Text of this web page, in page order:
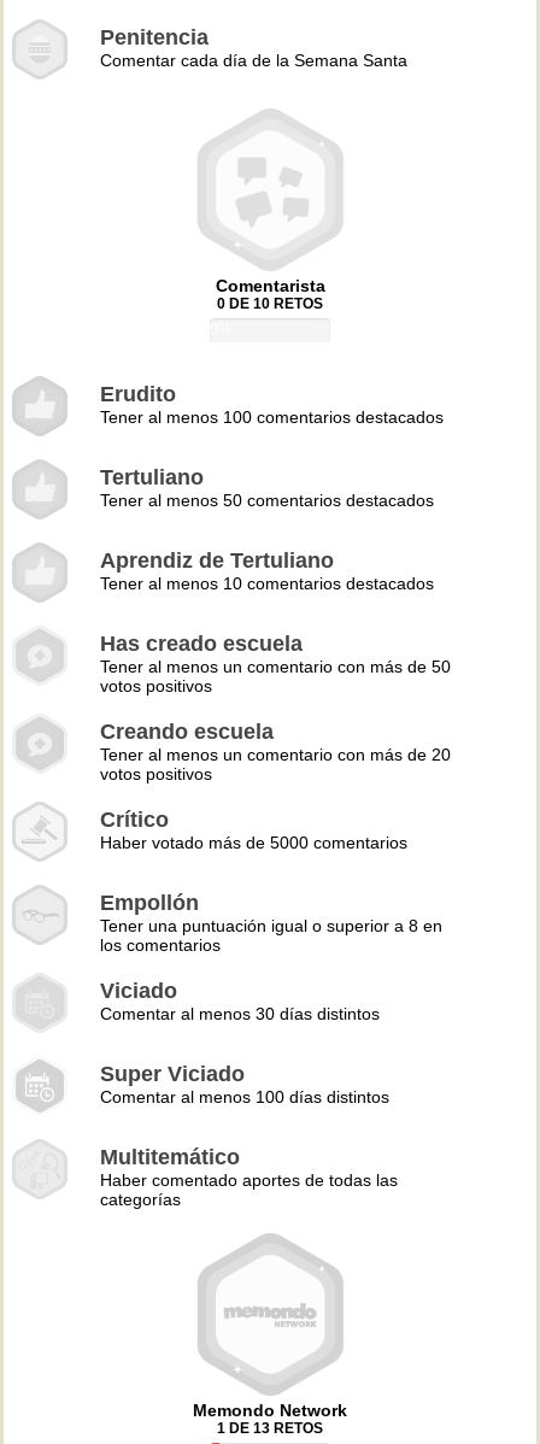
Penitencia
Comentar cada día de la Semana Santa
Comentarista
0 DE 10 RETOS
Erudito
Tener al menos 100 comentarios destacados
Tertuliano
Tener al menos 50 comentarios destacados
Aprendiz de Tertuliano
Tener al menos 10 comentarios destacados
Has creado escuela
Tener al menos un comentario con más de 50
votos positivos
Creando escuela
Tener al menos un comentario con más de 20
votos positivos
Crítico
Haber votado más de 5000 comentarios
Empollón
Tener una puntuación igual o superior a 8 en
los comentarios
Viciado
Comentar al menos 30 días distintos
Super Viciado
Comentar al menos 100 días distintos
Multitemático
Haber comentado aportes de todas las
categorías
Memondo Network
1 DE 13 RETOS